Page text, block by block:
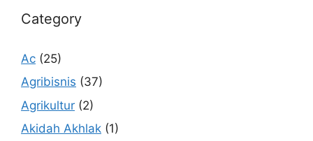
Category
Ac (25)
Agribisnis (37)
Agrikultur (2)
Akidah Akhlak (1)